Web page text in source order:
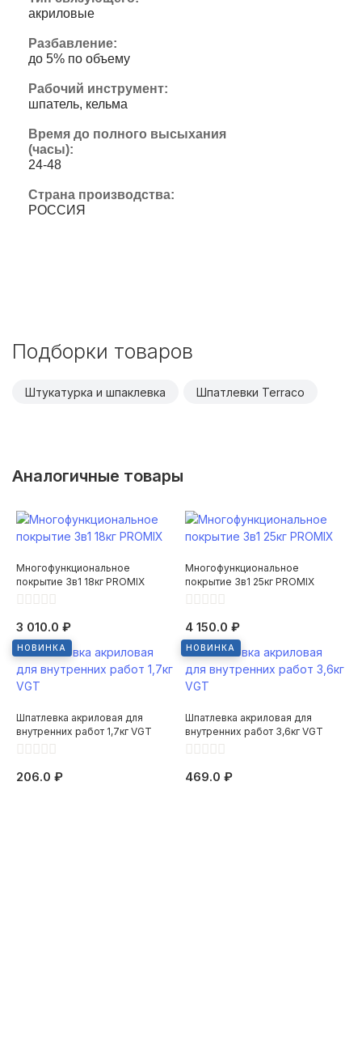
акриловые
Разбавление:
до 5% по объему
Рабочий инструмент:
шпатель, кельма
Время до полного высыхания
(часы):
24-48
Страна производства:
РОССИЯ
Подборки товаров
Штукатурка и шпаклевка Шпатлевки Terraco
Аналогичные товары
Многофункциональное
покрытие 3в1 18кг PROMIX
3 010.0 ₽
Многофункциональное
покрытие 3в1 25кг PROMIX
4 150.0 ₽
НОВИНКА
Шпатлевка акриловая для
внутренних работ 1,7кг VGT
206.0 ₽
НОВИНКА
Шпатлевка акриловая для
внутренних работ 3,6кг VGT
469.0 ₽